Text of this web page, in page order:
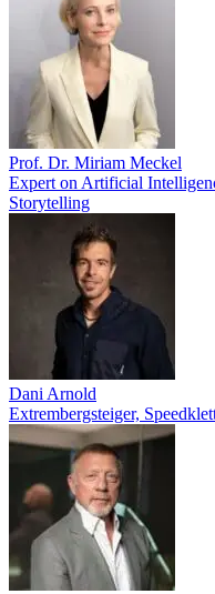
Prof. Dr. Miriam Meckel
Expert on Artificial
Storytelling
Dani Arnold
Extrembergsteiger,